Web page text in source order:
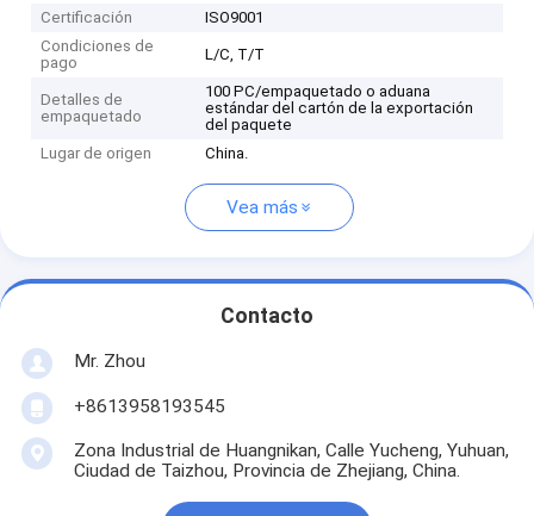
Certificación
ISO9001
Condiciones de
pago
L/C, T/T
Detalles de
empaquetado
100 PC/empaquetado o aduana
estándar del cartón de la exportación
del paquete
Lugar de origen
China.
Vea más
Contacto
Mr. Zhou
+8613958193545
Zona Industrial de Huangnikan, Calle Yucheng, Yuhuan,
Ciudad de Taizhou, Provincia de Zhejiang, China.